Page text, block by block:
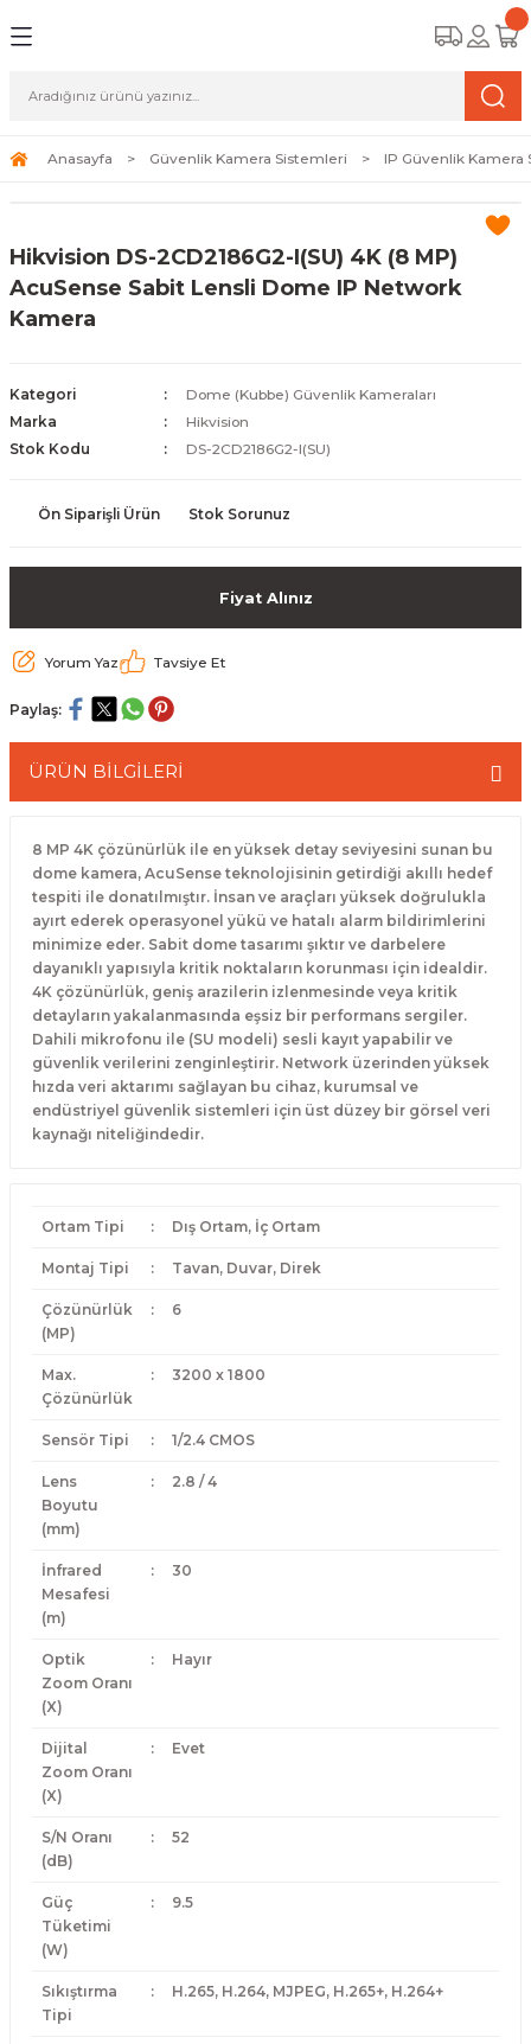
Sistemleri
Sistemleri (Network Kameraları)
ve Depolama Çözümleri
ve Bağlantı Kabloları
Kamera Lisansları
Güvenlik
Duvarı) Cihazları
Ağ Yönlendiricileri
Fi) ve Access Point Ürünleri
Antivirüs Yazılımları
ve Depolama Ürünleri
SSD
Kurtarma
Merkezi Altyapısı
Anasayfa Güvenlik Kamera Sistemleri IP Güvenlik Kamera
Hikvision DS-2CD2186G2-I(SU) 4K (8 MP)
AcuSense Sabit Lensli Dome IP Network
Kamera
Kategori
Dome (Kubbe) Güvenlik Kameraları
Marka
Hikvision
Stok Kodu
DS-2CD2186G2-I(SU)
Ön Siparişli Ürün Stok Sorunuz
Fiyat Alınız
Yorum Yaz Tavsiye Et
Paylaş:
ÜRÜN BİLGİLERİ
8 MP 4K çözünürlük ile en yüksek detay seviyesini sunan bu
dome kamera, AcuSense teknolojisinin getirdiği akıllı hedef
tespiti ile donatılmıştır. İnsan ve araçları yüksek doğrulukla
ayırt ederek operasyonel yükü ve hatalı alarm bildirimlerini
minimize eder. Sabit dome tasarımı şıktır ve darbelere
dayanıklı yapısıyla kritik noktaların korunması için idealdir.
4K çözünürlük, geniş arazilerin izlenmesinde veya kritik
detayların yakalanmasında eşsiz bir performans sergiler.
Dahili mikrofonu ile (SU modeli) sesli kayıt yapabilir ve
güvenlik verilerini zenginleştirir. Network üzerinden yüksek
hızda veri aktarımı sağlayan bu cihaz, kurumsal ve
endüstriyel güvenlik sistemleri için üst düzey bir görsel veri
kaynağı niteliğindedir.
Ortam Tipi : Dış Ortam, İç Ortam
Montaj Tipi : Tavan, Duvar, Direk
Çözünürlük
(MP)
: 6
Max.
Çözünürlük
: 3200 x 1800
Sensör Tipi : 1/2.4 CMOS
Lens
Boyutu
(mm)
: 2.8 / 4
İnfrared
Mesafesi
(m)
: 30
Optik
Zoom Oranı
(X)
: Hayır
Dijital
Zoom Oranı
(X)
: Evet
S/N Oranı
(dB)
: 52
Güç
Tüketimi
(W)
: 9.5
Sıkıştırma
Tipi
: H.265, H.264, MJPEG, H.265+, H.264+